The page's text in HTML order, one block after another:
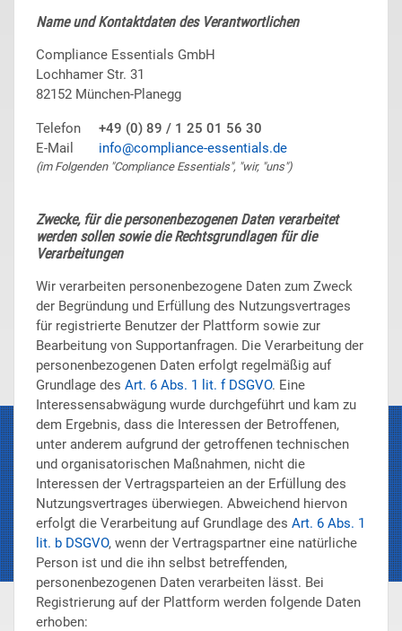
Name und Kontaktdaten des Verantwortlichen
Compliance Essentials GmbH
Lochhamer Str. 31
82152 München-Planegg
Telefon
+49 (0) 89 / 1 25 01 56 30
E-Mail
info@compliance-essentials.de
(im Folgenden "Compliance Essentials", "wir, "uns")
Zwecke, für die personenbezogenen Daten verarbeitet
werden sollen sowie die Rechtsgrundlagen für die
Verarbeitungen
Wir verarbeiten personenbezogene Daten zum Zweck
der Begründung und Erfüllung des Nutzungsvertrages
für registrierte Benutzer der Plattform sowie zur
Bearbeitung von Supportanfragen. Die Verarbeitung der
personenbezogenen Daten erfolgt regelmäßig auf
Grundlage des Art. 6 Abs. 1 lit. f DSGVO. Eine
Interessensabwägung wurde durchgeführt und kam zu
dem Ergebnis, dass die Interessen der Betroffenen,
unter anderem aufgrund der getroffenen technischen
und organisatorischen Maßnahmen, nicht die
Interessen der Vertragsparteien an der Erfüllung des
Nutzungsvertrages überwiegen. Abweichend hiervon
erfolgt die Verarbeitung auf Grundlage des Art. 6 Abs. 1
lit. b DSGVO, wenn der Vertragspartner eine natürliche
Person ist und die ihn selbst betreffenden,
personenbezogenen Daten verarbeiten lässt. Bei
Registrierung auf der Plattform werden folgende Daten
erhoben: